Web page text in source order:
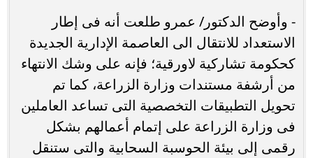
‏- ‏وأوضح الدكتور/ عمرو طلعت أنه فى إطار
الاستعداد للانتقال الى العاصمة الإدارية الجديدة
كحكومة تشاركية لاورقية؛ فإنه على وشك الانتهاء
من أرشفة مستندات وزارة الزراعة، كما تم
تحويل التطبيقات التخصصية التى تساعد العاملين
فى وزارة الزراعة على إتمام أعمالهم بشكل
رقمى إلى بيئة الحوسبة السحابية والتى ستنقل